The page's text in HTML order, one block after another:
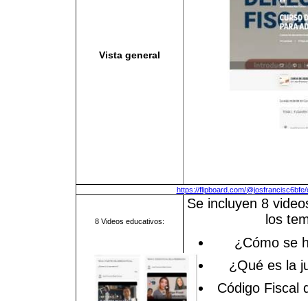
Vista general
https://flipboard.com/
8 Videos educativos:
Se incluyen 8
los
¿Cómo se
¿Qué es la
Código Fiscal